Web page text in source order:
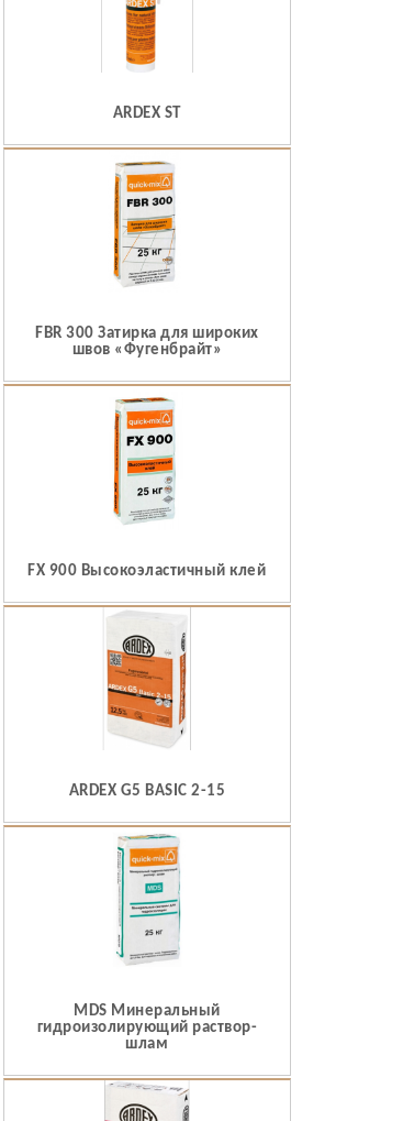
ARDEX ST
FBR 300 Затирка для широких
швов «Фугенбрайт»
FX 900 Высокоэластичный клей
ARDEX G5 BASIC 2-15
MDS Минеральный
гидроизолирующий раствор-
шлам